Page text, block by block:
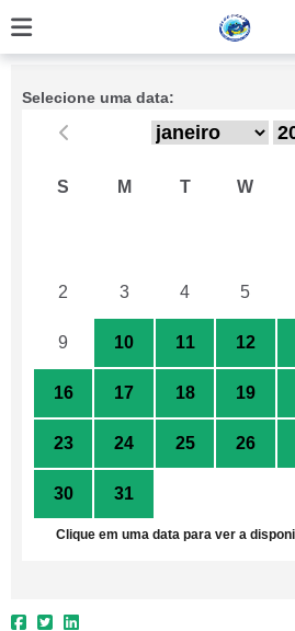
Selecione uma data:
S M T W
2 3 4 5
9 10 11 12
16 17 18 19
23 24 25 26
30 31
Clique em uma data para ver a